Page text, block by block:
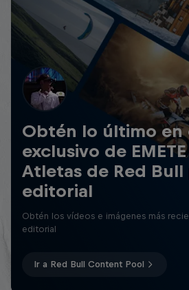
Obtén lo último
exclusivo de
Atletas de Red Bull
editorial
Obtén los vídeos e imágenes más
editorial
Ir a Red Bull Content Pool